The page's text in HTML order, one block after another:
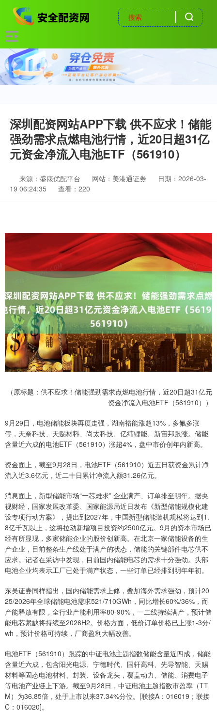
深圳配资网站APP下载 供不应求！储能
强劲需求点燃电池行情，近20日超31亿
元资金净流入电池ETF（561910）
来源：盛康优配平台 网站：美港通证券
日期：2026-03-
19 06:24:35
查看：220
（原标题：供不应求！储能强劲需求点燃电池行情，近20日超31亿元
资金净流入电池ETF（561910））
9月29日，电池储能板块再度走强，湖南裕能涨超13%，多氟多涨
停，天奈科技、天赐材料、尚太科技、亿纬锂能、新宙邦跟涨。储能
含量近六成的电池ETF（561910）涨超4%，盘中市价创年内新高。
资金面上，截至9月28日，电池ETF（561910）近五日获资金累计净
流入近3.6亿元，近二十日累计净流入额31.26亿元。
消息面上，新型储能市场“一芯难求” 企业满产、订单排至明年。据央
视财经，国家发展改革委、国家能源局近日发布《新型储能规模化建
设专项行动方案》，提出到2027年，中国新型储能装机规模将达到1.
8亿千瓦以上，这将拉动新增项目投资约2500亿元。9月的资本市场已
经有所显现，多家储能企业的股价创新高。在北京一家储能设备的生
产企业，目前整条生产线处于满产的状态，储能的关键部件电芯供不
应求。记者在采访中发现，目前国内储能电芯的需求十分强劲。头部
电池企业均表示工厂已处于满产状态，一些订单已经排到明年年初。
东吴证券同样指出，国内储能需求上修，叠加海外需求强劲，预计20
25/2026年全球储能电池需求521/710GWh，同比增长60%/36%，而
产能释放有限，全行业产能利用率80-90%，一二线持续满产，预计储
能电芯紧缺将持续至2026H2。价格方面，低价订单价格已上涨1-3分/
wh，预计价格可持续，厂商盈利大幅改善。
电池ETF（561910）跟踪的中证电池主题指数储能含量近四成，储能
含量近六成，包含阳光电源、宁德时代、国轩高科、先导智能、天赐
材料等固态电池材料、封装、设备龙头，覆盖动力、储能、消费电子
等电池产业链上下游。截至9月28日，中证电池主题指数市盈率（TT
M）为36.85倍，处于上市以来37.34%分位。[联接A：016019；联接
C：016020]。